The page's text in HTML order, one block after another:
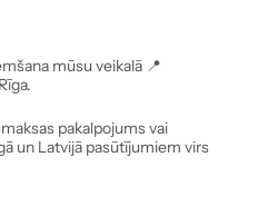
mūsu veikalā 📍
pakalpojums vai
un Latvijā pasūtījumiem virs